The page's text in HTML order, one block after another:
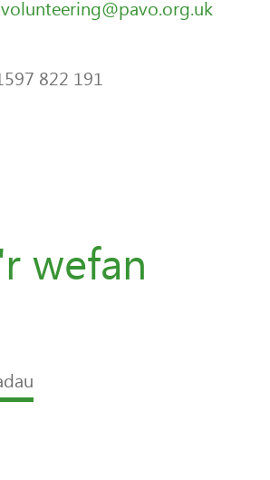
volunteering@pavo.org.uk
822 191
wefan